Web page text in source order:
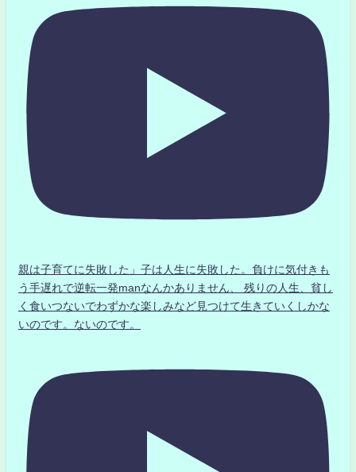
親は子育てに失敗した」子は人生に失敗した。負けに気付きも
う手遅れで逆転一発manなんかありません、 残りの人生、貧し
く食いつないでわずかな楽しみなど見つけて生きていくしかな
いのです。ないのです。